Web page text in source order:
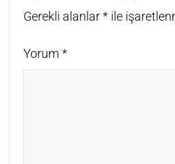
Gerekli alanlar* ile
Yorum *